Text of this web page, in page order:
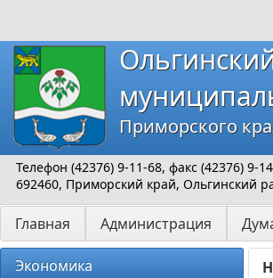
Приморского
Телефон (42376) 9-11-68, факс (42376)
692460, Приморский край, Ольгинский
Главная Администрация
Экономика